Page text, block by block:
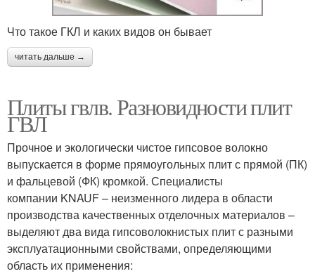
Что такое ГКЛ и каких видов он бывает
читать дальше →
Плиты гвлв. Разновидности плит
ГВЛ
Прочное и экологически чистое гипсовое волокно
выпускается в форме прямоугольных плит с прямой (ПК)
и фальцевой (ФК) кромкой. Специалисты
компании KNAUF – неизменного лидера в области
производства качественных отделочных материалов –
выделяют два вида гипсоволокнистых плит с разными
эксплуатационными свойствами, определяющими
область их применения: